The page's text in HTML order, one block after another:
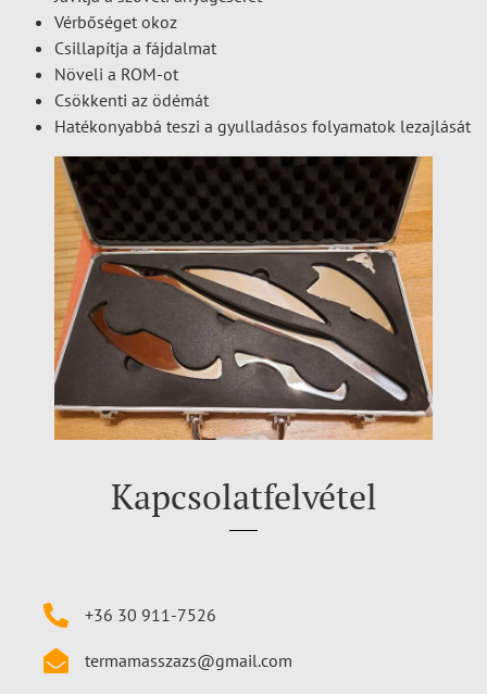
Vérbőséget okoz
Csillapítja a fájdalmat
Növeli a ROM-ot
Csökkenti az ödémát
Hatékonyabbá teszi a gyulladásos folyamatok lezajlását
Kapcsolatfelvétel
+36 30 911-7526
termamasszazs@gmail.com